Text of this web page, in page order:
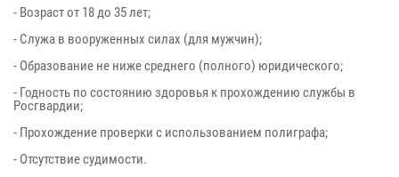
- Возраст от 18 до 35 лет;
- Служа в вооруженных силах (для мужчин);
- Образование не ниже среднего (полного) юридического;
- Годность по состоянию здоровья к прохождению службы в
Росгвардии;
- Прохождение проверки с использованием полиграфа;
- Отсутствие судимости.